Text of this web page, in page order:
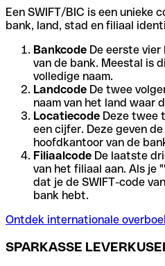
Een SWIFT/BIC is een unieke
bank, land, stad en filiaal
Bankcode De eerste
van de bank. Meestal is
volledige naam.
Landcode De twee
naam van het land waar
Locatiecode Deze twee
een cijfer. Deze geven
hoofdkantoor van de
Filiaalcode De laatste
van het filiaal aan. Als je
dat je de SWIFT-code
bank hebt.
Ontdek internationale
SPARKASSE